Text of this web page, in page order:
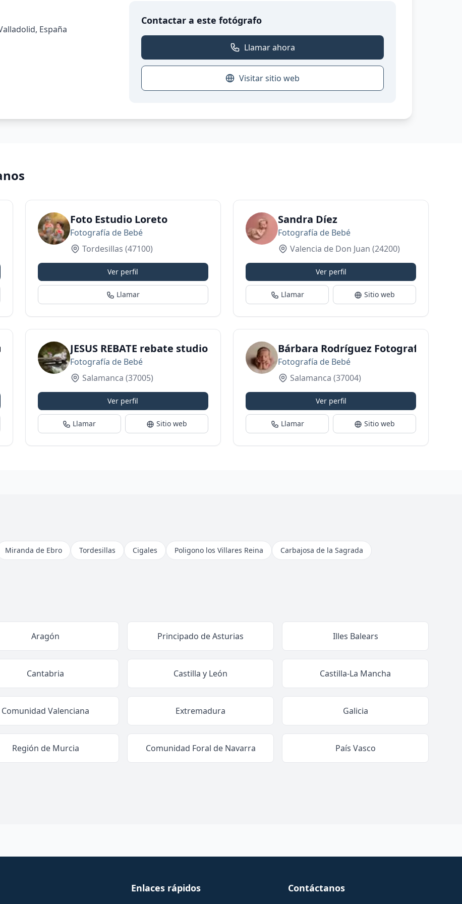
España
Contactar a este fotógrafo
Llamar ahora
Visitar sitio web
Foto Estudio Loreto
Fotografía de Bebé
Tordesillas (47100)
Ver perfil
Llamar
Sandra Díez
Fotografía de Bebé
Valencia de Don Juan (24200)
Ver perfil
Llamar Sitio web
Fotografías en Salamanca
JESUS REBATE rebate studio
Fotografía de Bebé
Salamanca (37005)
Ver perfil
Llamar Sitio web
Bárbara Rodríguez Fotografía
Fotografía de Bebé
Salamanca (37004)
Ver perfil
Llamar Sitio web
Miranda de Ebro Tordesillas Cigales Poligono los Villares Reina
Carbajosa de la Sagrada
Aragón Principado de Asturias Illes Balears
Cantabria Castilla y León Castilla-La Mancha
Comunidad Valenciana Extremadura Galicia
Región de Murcia Comunidad Foral de Navarra País Vasco
Enlaces rápidos Contáctanos